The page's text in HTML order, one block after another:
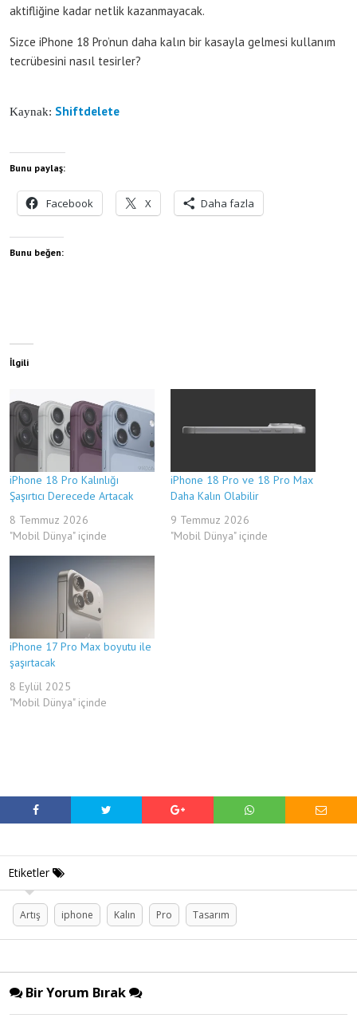
aktifliğine kadar netlik kazanmayacak.
Sizce iPhone 18 Pro’nun daha kalın bir kasayla gelmesi kullanım
tecrübesini nasıl tesirler?
Kaynak: Shiftdelete
Bunu paylaş:
Facebook X Daha fazla
Bunu beğen:
İlgili
iPhone 18 Pro Kalınlığı
Şaşırtıcı Derecede Artacak
8 Temmuz 2026
"Mobil Dünya" içinde
iPhone 18 Pro ve 18 Pro Max
Daha Kalın Olabilir
9 Temmuz 2026
"Mobil Dünya" içinde
iPhone 17 Pro Max boyutu ile
şaşırtacak
8 Eylül 2025
"Mobil Dünya" içinde
Etiketler
Artış iphone Kalın Pro Tasarım
Bir Yorum Bırak